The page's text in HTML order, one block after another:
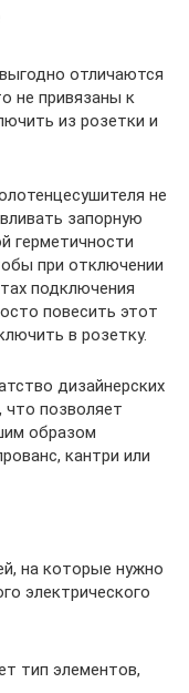
отличаются
не привязаны к
из розетки и
не
запорную
герметичности
при отключении
подключения
повесить этот
в розетку.
дизайнерских
что позволяет
образом
кантри или
на которые нужно
электрического
тип элементов,